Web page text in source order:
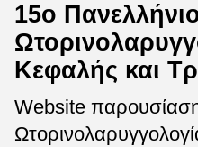
15ο
Κεφαλής και
Website